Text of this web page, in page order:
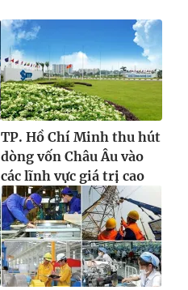
TP. Hồ Chí Minh thu hút
dòng vốn Châu Âu vào
các lĩnh vực giá trị cao